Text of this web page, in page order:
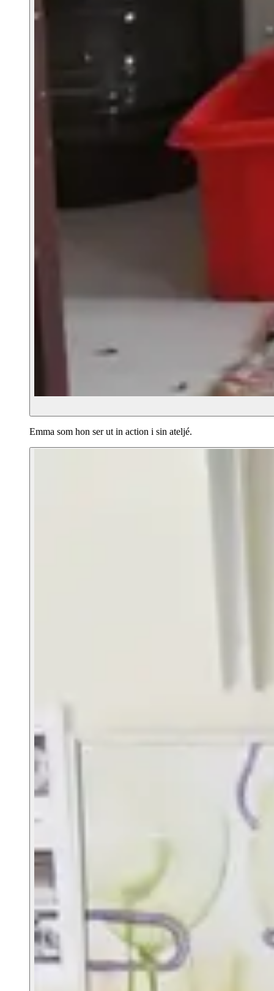
Emma som hon ser ut in action i sin ateljé.